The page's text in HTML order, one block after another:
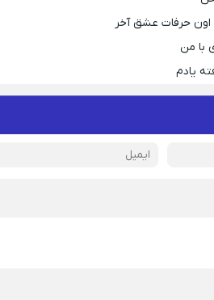
اون حرفات عشق آخر
با من
یادم